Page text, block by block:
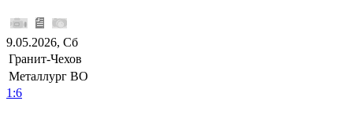
9.05.2026, Сб
Гранит-Чехов
Металлург ВО
1:6